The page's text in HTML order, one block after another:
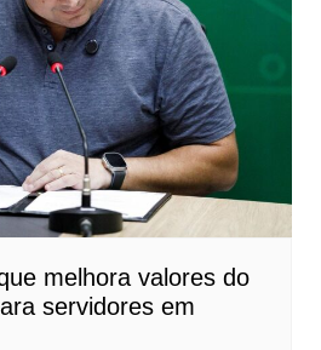
melhora valores do
servidores em